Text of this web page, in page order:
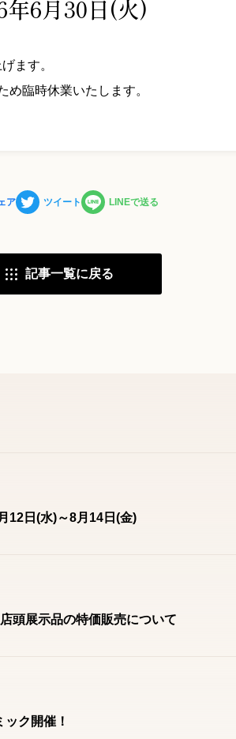
6月30日(火)
ます。
臨時休業いたします。
ア ツイート LINEで送る
記事一覧に戻る
日(水)～8月14日(金)
頭展示品の特価販売について
ク開催！